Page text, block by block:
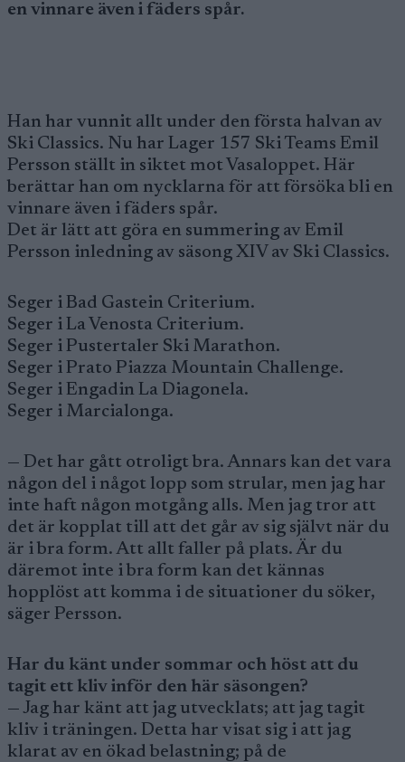
en vinnare även i fäders spår.
Han har vunnit allt under den första halvan av
Ski Classics. Nu har Lager 157 Ski Teams Emil
Persson ställt in siktet mot Vasaloppet. Här
berättar han om nycklarna för att försöka bli en
vinnare även i fäders spår.
Det är lätt att göra en summering av Emil
Persson inledning av säsong XIV av Ski Classics.
Seger i Bad Gastein Criterium.
Seger i La Venosta Criterium.
Seger i Pustertaler Ski Marathon.
Seger i Prato Piazza Mountain Challenge.
Seger i Engadin La Diagonela.
Seger i Marcialonga.
— Det har gått otroligt bra. Annars kan det vara
någon del i något lopp som strular, men jag har
inte haft någon motgång alls. Men jag tror att
det är kopplat till att det går av sig självt när du
är i bra form. Att allt faller på plats. Är du
däremot inte i bra form kan det kännas
hopplöst att komma i de situationer du söker,
säger Persson.
Har du känt under sommar och höst att du
tagit ett kliv inför den här säsongen?
— Jag har känt att jag utvecklats; att jag tagit
kliv i träningen. Detta har visat sig i att jag
klarat av en ökad belastning; på de